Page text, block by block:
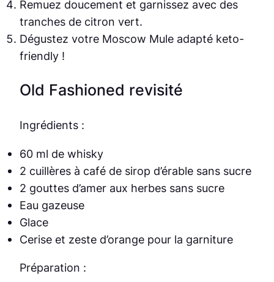
Remuez doucement et garnissez avec des
tranches de citron vert.
Dégustez votre Moscow Mule adapté keto-
friendly !
Old Fashioned revisité
Ingrédients :
60 ml de whisky
2 cuillères à café de sirop d’érable sans sucre
2 gouttes d’amer aux herbes sans sucre
Eau gazeuse
Glace
Cerise et zeste d’orange pour la garniture
Préparation :